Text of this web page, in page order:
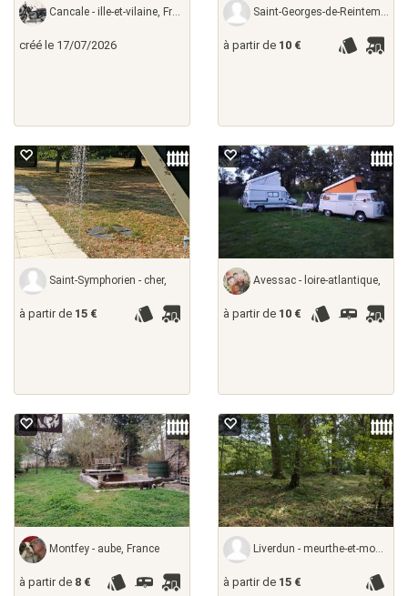
Cancale - ille-et-vilaine, France
créé le 17/07/2026
Saint-Georges-de-Reintembault - ille-et-vilaine,
à partir de 10 €
Saint-Symphorien - cher,
à partir de 15 €
Avessac - loire-atlantique,
à partir de 10 €
Montfey - aube, France
à partir de 8 €
Liverdun - meurthe-et-moselle,
à partir de 15 €